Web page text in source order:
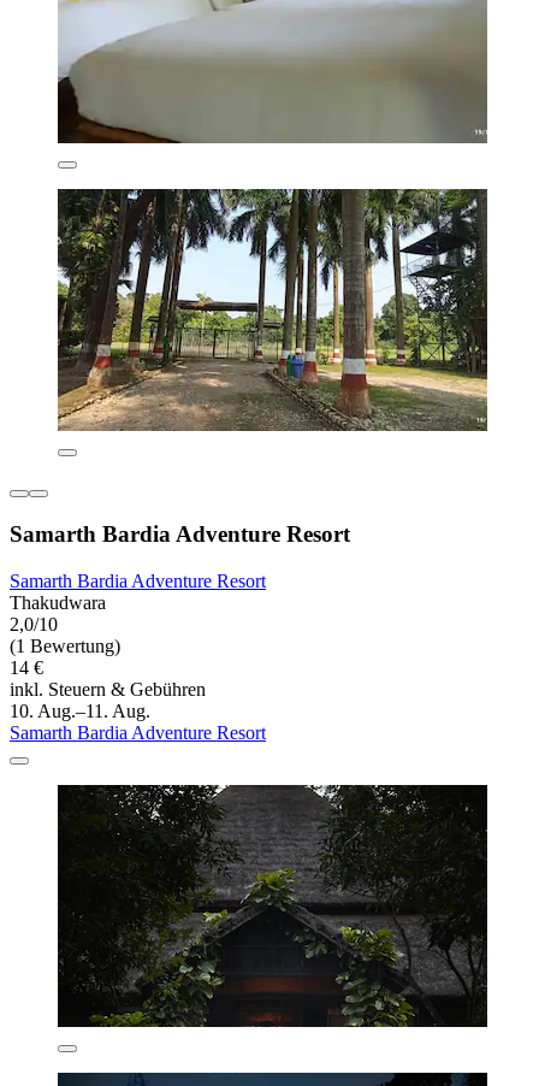
Samarth Bardia Adventure Resort
Samarth Bardia Adventure Resort
Thakudwara
2,0/10
(1 Bewertung)
14 €
inkl. Steuern & Gebühren
10. Aug.–11. Aug.
Samarth Bardia Adventure Resort